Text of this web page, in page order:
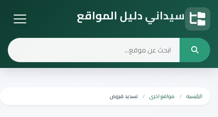
سيداني دليل المواقع
الرئيسية مواقع اخرى تسديد قروض